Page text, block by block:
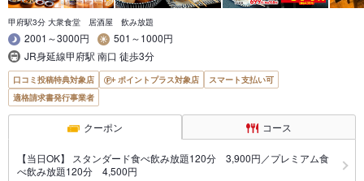
甲府駅3分 大衆食堂 居酒屋 飲み放題
2001～3000円
501～1000円
JR身延線甲府駅 南口 徒歩3分
口コミ投稿特典対象店 ポイントプラス対象店
スマート支払い可
適格請求書発行事業者
クーポン コース
【当日OK】 スタンダード食べ飲み放題120分 3,900円／プレミアム食
べ飲み放題120分 4,500円